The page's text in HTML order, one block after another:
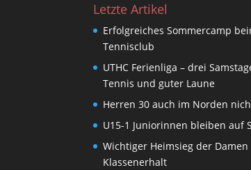
Letzte Artikel
Erfolgreiches Sommercamp
Tennisclub
UTHC Ferienliga – drei
Tennis und guter Laune
Herren 30 auch im Norden
U15-1 Juniorinnen bleiben auf
Wichtiger Heimsieg der
Klassenerhalt